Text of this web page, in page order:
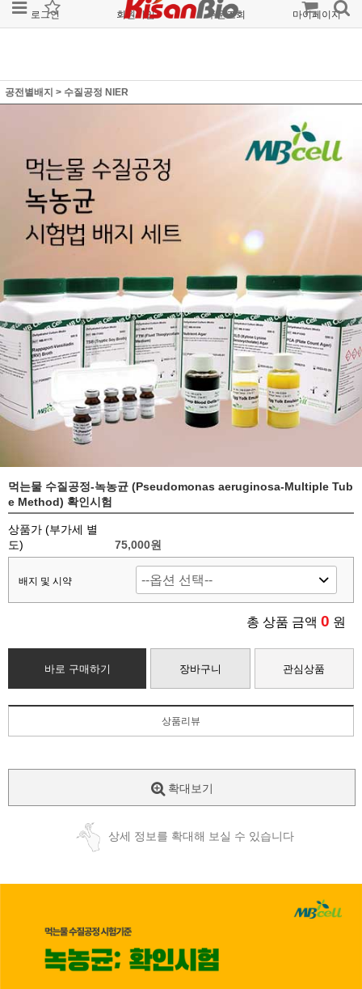
로그인 회원가입 주문조회 마이페이지
공전별배지 > 수질공정 NIER
먹는물 수질공정-녹농균 (Pseudomonas aeruginosa-Multiple Tub
e Method) 확인시험
상품가 (부가세 별
도)
75,000원
배지 및 시약
총 상품 금액 0 원
바로 구매하기 장바구니 관심상품
상품리뷰
확대보기
상세 정보를 확대해 보실 수 있습니다